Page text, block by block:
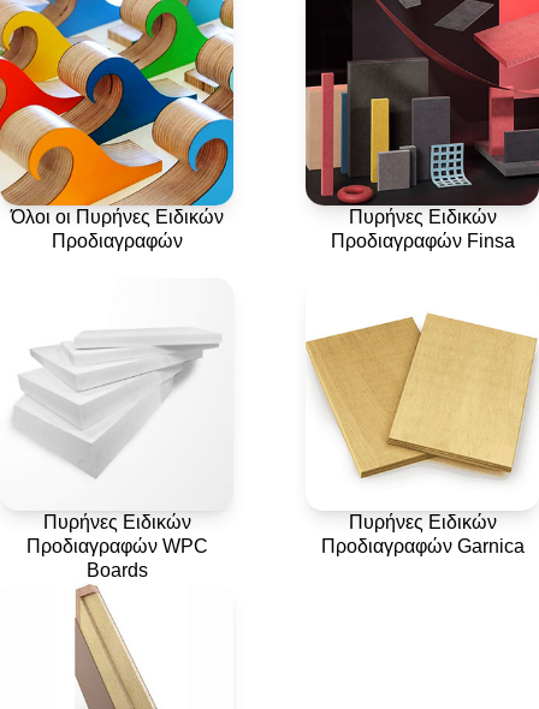
Όλοι οι Πυρήνες Ειδικών
Προδιαγραφών
Πυρήνες Ειδικών
Προδιαγραφών Finsa
Πυρήνες Ειδικών
Προδιαγραφών WPC
Boards
Πυρήνες Ειδικών
Προδιαγραφών Garnica